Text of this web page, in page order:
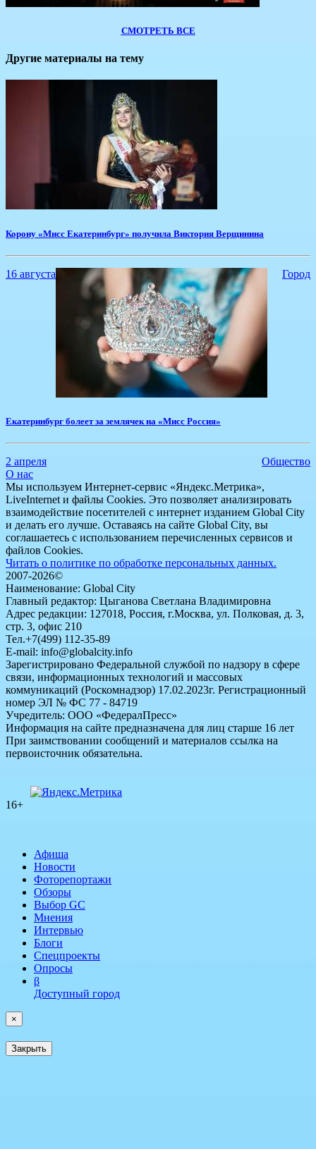
СМОТРЕТЬ ВСЕ
Другие материалы на тему
Корону «Мисс Екатеринбург» получила Виктория Верщинина
16 августа Город
Екатеринбург болеет за землячек на «Мисс Россия»
2 апреля
Общество
О нас
Мы используем Интернет-сервис «Яндекс.Метрика»,
LiveInternet и файлы Cookies. Это позволяет анализировать
взаимодействие посетителей с интернет изданием Global City
и делать его лучше. Оставаясь на сайте Global City, вы
соглашаетесь с использованием перечисленных сервисов и
файлов Cookies.
Читать о политике по обработке персональных данных.
2007-2026©
Наименование: Global City
Главный редактор: Цыганова Светлана Владимировна
Адрес редакции: 127018, Россия, г.Москва, ул. Полковая, д. 3,
стр. 3, офис 210
Тел.+7(499) 112-35-89
E-mail: info@globalcity.info
Зарегистрировано Федеральной службой по надзору в сфере
связи, информационных технологий и массовых
коммуникаций (Роскомнадзор) 17.02.2023г. Регистрационный
номер ЭЛ № ФС 77 - 84719
Учредитель: ООО «ФедералПресс»
Информация на сайте предназначена для лиц старше 16 лет
При заимствовании сообщений и материалов ссылка на
первоисточник обязательна.
16+
Афиша
Новости
Фоторепортажи
Обзоры
Выбор GC
Мнения
Интервью
Блоги
Спецпроекты
Опросы
β
Доступный город
×
Закрыть